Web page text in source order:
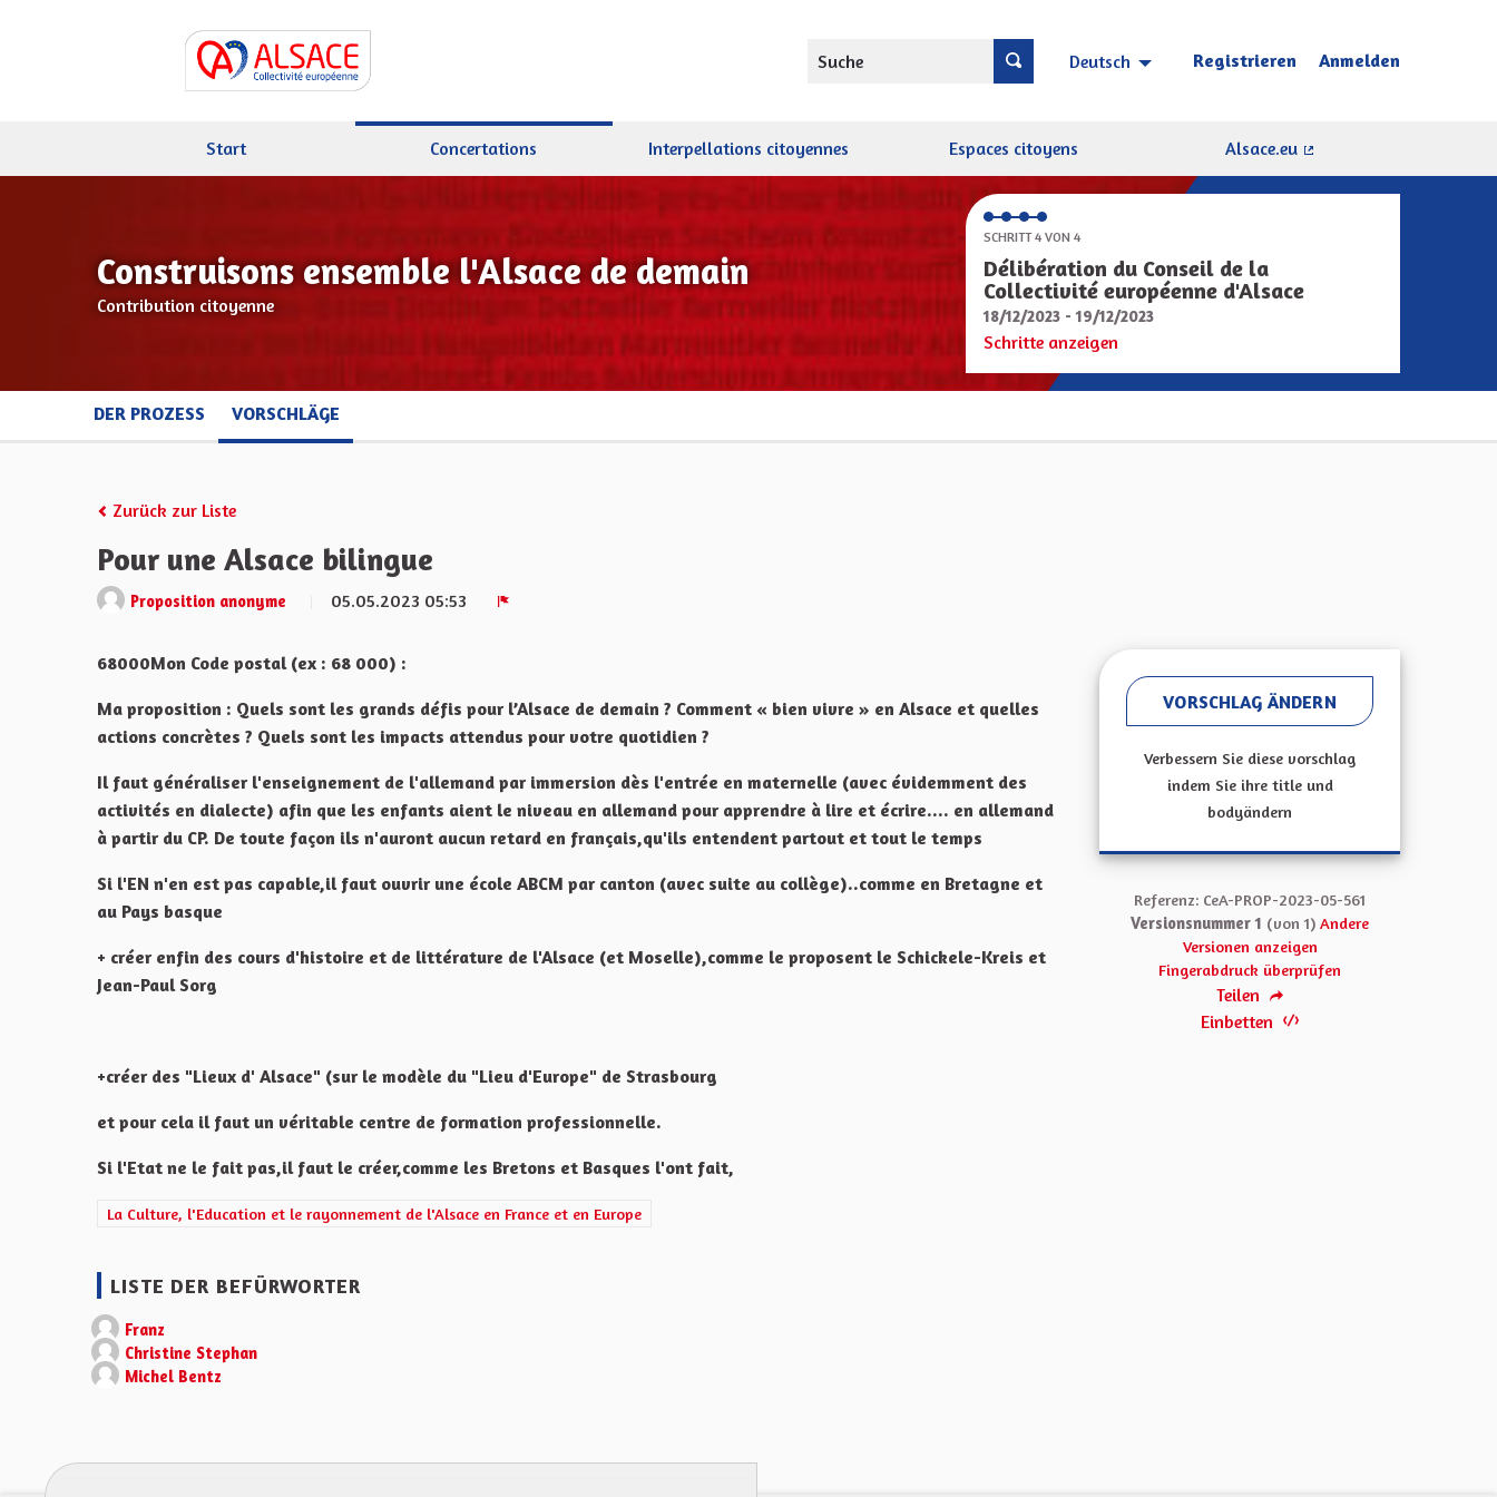
Suche Deutsch Choisir la langue Sprache wählen
Registrieren Anmelden
Start Concertations Interpellations citoyennes Espaces citoyens
Alsace.eu
Construisons ensemble l'Alsace de demain
Contribution citoyenne
SCHRITT 4 VON 4
Délibération du Conseil de la
Collectivité européenne d'Alsace
18/12/2023 - 19/12/2023
Schritte anzeigen
DER PROZESS VORSCHLÄGE
Zurück zur Liste
Pour une Alsace bilingue
Proposition anonyme
05.05.2023 05:53
68000Mon Code postal (ex : 68 000) :
Ma proposition : Quels sont les grands défis pour l’Alsace de demain ? Comment « bien vivre » en Alsace et quelles
actions concrètes ? Quels sont les impacts attendus pour votre quotidien ?
Il faut généraliser l'enseignement de l'allemand par immersion dès l'entrée en maternelle (avec évidemment des
activités en dialecte) afin que les enfants aient le niveau en allemand pour apprendre à lire et écrire.... en allemand
à partir du CP. De toute façon ils n'auront aucun retard en français,qu'ils entendent partout et tout le temps
Si l'EN n'en est pas capable,il faut ouvrir une école ABCM par canton (avec suite au collège)..comme en Bretagne et
au Pays basque
+ créer enfin des cours d'histoire et de littérature de l'Alsace (et Moselle),comme le proposent le Schickele-Kreis et
Jean-Paul Sorg
+créer des "Lieux d' Alsace" (sur le modèle du "Lieu d'Europe" de Strasbourg
et pour cela il faut un véritable centre de formation professionnelle.
Si l'Etat ne le fait pas,il faut le créer,comme les Bretons et Basques l'ont fait,
Ergebnisse nach Kategorie filtern: La Culture, l'Education et le rayonnement de l'Alsace en France et en Europe
La Culture, l'Education et le rayonnement de l'Alsace en France et en Europe
LISTE DER BEFÜRWORTER
Franz
Christine Stephan
Michel Bentz
VORSCHLAG ÄNDERN
Verbessern Sie diese vorschlag
indem Sie ihre title und
bodyändern
Referenz: CeA-PROP-2023-05-561
Versionsnummer 1 (von 1) Andere
Versionen anzeigen
Fingerabdruck überprüfen
Teilen
Einbetten